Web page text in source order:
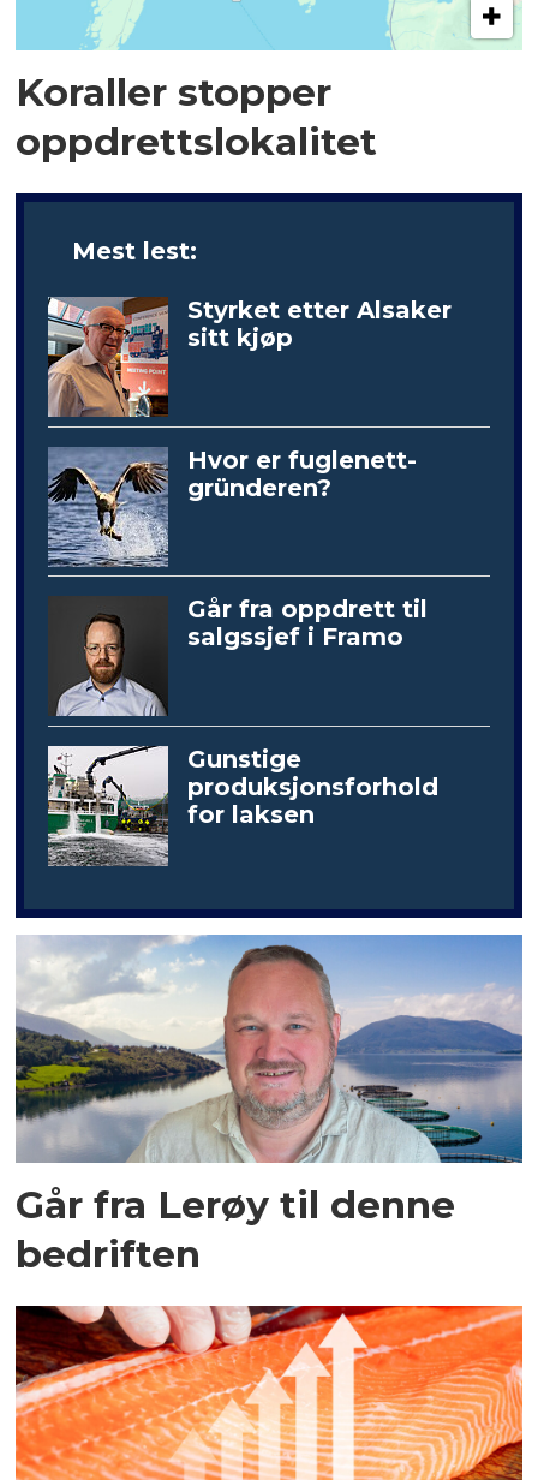
Koraller stopper
oppdrettslokalitet
Mest lest:
Styrket etter Alsaker
sitt kjøp
Hvor er fuglenett-
gründeren?
Går fra oppdrett til
salgssjef i Framo
Gunstige
produksjonsforhold
for laksen
Går fra Lerøy til denne
bedriften